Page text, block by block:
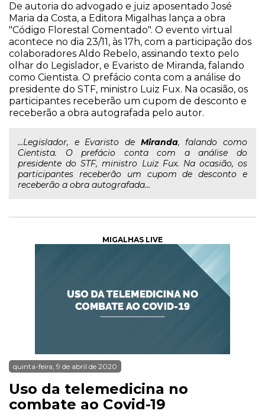
De autoria do advogado e juiz aposentado José
Maria da Costa, a Editora Migalhas lança a obra
"Código Florestal Comentado". O evento virtual
acontece no dia 23/11, às 17h, com a participação dos
colaboradores Aldo Rebelo, assinando texto pelo
olhar do Legislador, e Evaristo de Miranda, falando
como Cientista. O prefácio conta com a análise do
presidente do STF, ministro Luiz Fux. Na ocasião, os
participantes receberão um cupom de desconto e
receberão a obra autografada pelo autor.
...Legislador, e Evaristo de Miranda, falando como
Cientista. O prefácio conta com a análise do
presidente do STF, ministro Luiz Fux. Na ocasião, os
participantes receberão um cupom de desconto e
receberão a obra autografada...
MIGALHAS LIVE
quinta-feira, 9 de abril de 2020
Uso da telemedicina no
combate ao Covid-19